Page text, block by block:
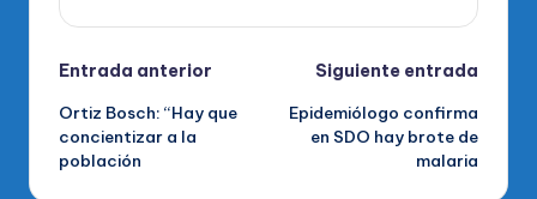
Navegación
de
entradas
Entrada anterior
Ortiz Bosch: “Hay que
concientizar a la
población
Siguiente entrada
Epidemiólogo confirma
en SDO hay brote de
malaria